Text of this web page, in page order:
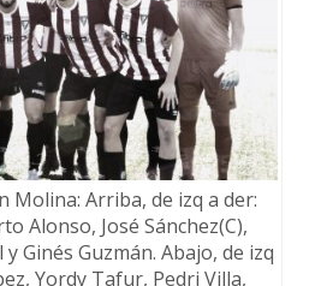
Molina: Arriba, de izq a der:
Alonso, José Sánchez(C),
Ginés Guzmán. Abajo, de izq
Yordy Tafur, Pedri Villa,